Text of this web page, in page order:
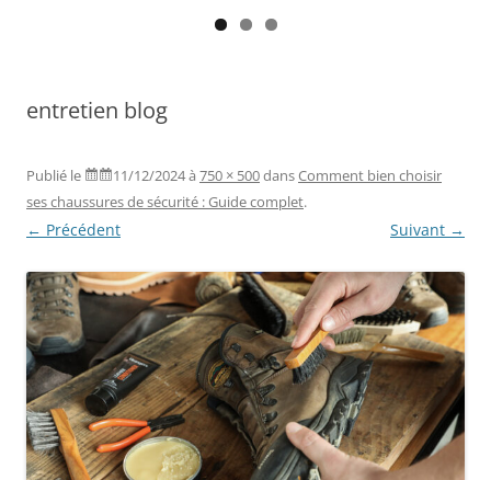
entretien blog
Publié le 11/12/2024à 750 × 500dansComment bien choisir
ses chaussures de sécurité : Guide complet.
← Précédent Suivant →